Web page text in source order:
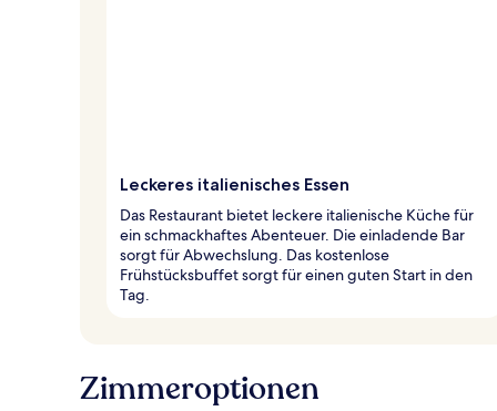
Leckeres italienisches Essen
Das Restaurant bietet leckere italienische Küche für
ein schmackhaftes Abenteuer. Die einladende Bar
sorgt für Abwechslung. Das kostenlose
Frühstücksbuffet sorgt für einen guten Start in den
Tag.
Zimmeroptionen